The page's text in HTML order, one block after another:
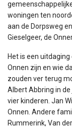
woningen ten
aan de Dorpsweg
Gieselgeer, de
Het is een
Onnen zijn en wie
zouden ver terug
Albert Abbring in
vier kinderen. Jan
Onnen. Andere
Rummerink, Van